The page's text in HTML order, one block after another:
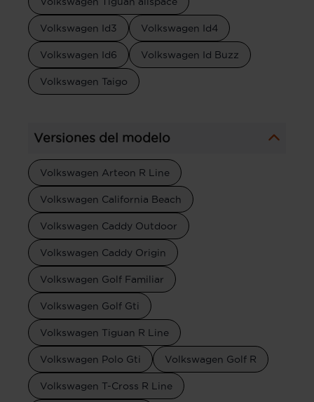
Volkswagen Id3 Volkswagen Id4
Volkswagen Id6 Volkswagen Id Buzz
Volkswagen Taigo
Versiones del modelo
Volkswagen Arteon R Line
Volkswagen California Beach
Volkswagen Caddy Outdoor
Volkswagen Caddy Origin
Volkswagen Golf Familiar
Volkswagen Golf Gti
Volkswagen Tiguan R Line
Volkswagen Polo Gti Volkswagen Golf R
Volkswagen T-Cross R Line